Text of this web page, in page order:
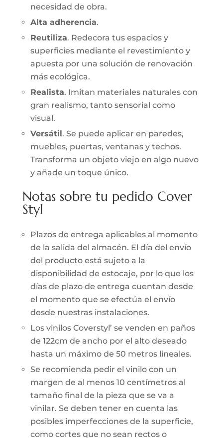
necesidad de obra.
Alta adherencia.
Reutiliza. Redecora tus espacios y
superficies mediante el revestimiento y
apuesta por una solución de renovación
más ecológica.
Realista. Imitan materiales naturales con
gran realismo, tanto sensorial como
visual.
Versátil . Se puede aplicar en paredes,
muebles, puertas, ventanas y techos.
Transforma un objeto viejo en algo nuevo
y añade un toque único.
Notas sobre tu pedido Cover
Styl
Plazos de entrega aplicables al momento
de la salida del almacén. El día del envío
del producto está sujeto a la
disponibilidad de estocaje, por lo que los
días de plazo de entrega cuentan desde
el momento que se efectúa el envío
desde nuestras instalaciones.
Los vinilos Coverstyl’ se venden en paños
de 122cm de ancho por el alto deseado
hasta un máximo de 50 metros lineales.
Se recomienda pedir el vinilo con un
margen de al menos 10 centímetros al
tamaño final de la pieza que se va a
vinilar. Se deben tener en cuenta las
posibles imperfecciones de la superficie,
como cortes que no sean rectos o